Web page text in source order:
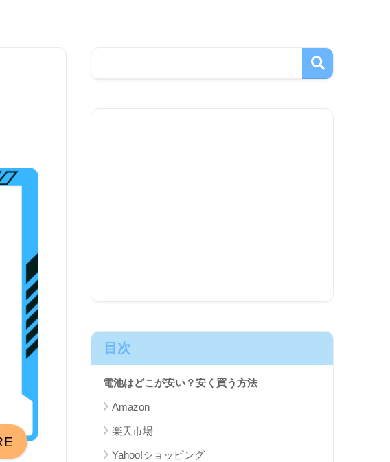
目次
電池はどこが安い？安く買う方法
Amazon
楽天市場
Yahoo!ショッピング